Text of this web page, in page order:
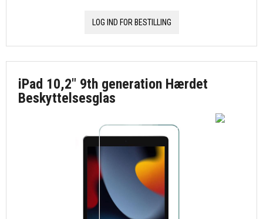
LOG IND FOR BESTILLING
iPad 10,2" 9th generation Hærdet
Beskyttelsesglas